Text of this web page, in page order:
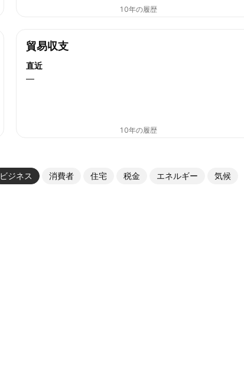
10年の履歴
貿易収支
直近
—
10年の履歴
ビジネス 消費者 住宅 税金 エネルギー 気候